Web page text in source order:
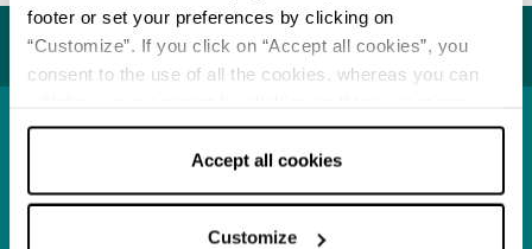
footer or set your preferences by clicking on
“Customize”. If you click on “Accept all cookies”, you
consent to the use of all the cookies, whereas you can
cookies only” and only the technical cookies for the
correct functioning of the website will be used.
Accept all cookies
Customize
Potrebbe interessarti...
Reggio Emilia
APPROFONDISCI